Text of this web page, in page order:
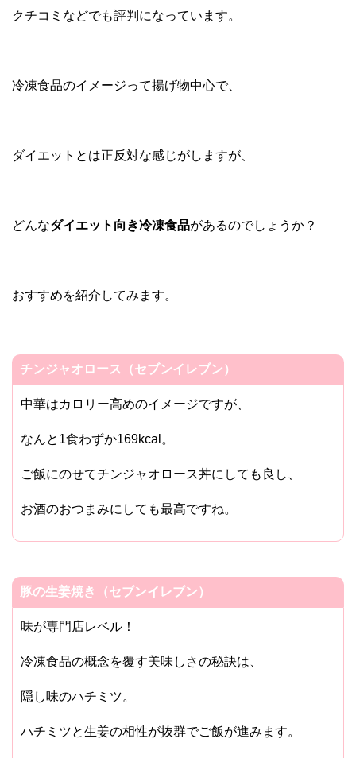
クチコミなどでも評判になっています。
冷凍食品のイメージって揚げ物中心で、
ダイエットとは正反対な感じがしますが、
どんなダイエット向き冷凍食品があるのでしょうか？
おすすめを紹介してみます。
チンジャオロース（セブンイレブン）
中華はカロリー高めのイメージですが、
なんと1食わずか169kcal。
ご飯にのせてチンジャオロース丼にしても良し、
お酒のおつまみにしても最高ですね。
豚の生姜焼き（セブンイレブン）
味が専門店レベル！
冷凍食品の概念を覆す美味しさの秘訣は、
隠し味のハチミツ。
ハチミツと生姜の相性が抜群でご飯が進みます。